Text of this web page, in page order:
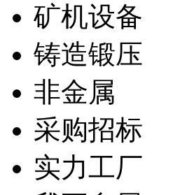
矿机设备
铸造锻压
非金属
采购招标
实力工厂